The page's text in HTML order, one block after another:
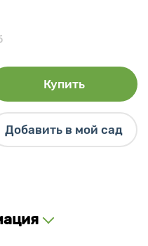
Купить
Добавить в мой сад